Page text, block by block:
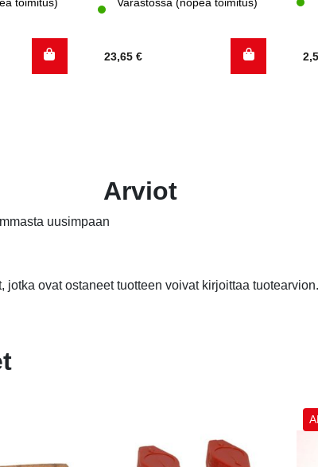
toimitus) Varastossa (nopea toimitus)
23,65 €
Arviot
uusimpaan
jotka ovat ostaneet tuotteen voivat kirjoittaa tuotearvion.